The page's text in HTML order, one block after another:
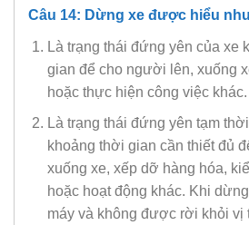
Câu 14: Dừng xe được hiểu
Là trạng thái đứng yên của xe
gian để cho người lên, xuống
hoặc thực hiện công việc khác.
Là trạng thái đứng yên tạm
khoảng thời gian cần thiết đủ
xuống xe, xếp dỡ hàng hóa,
hoặc hoạt động khác. Khi
máy và không được rời khỏi vị